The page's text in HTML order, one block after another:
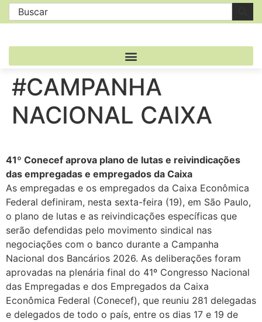
#CAMPANHA
NACIONAL CAIXA
41º Conecef aprova plano de lutas e reivindicações
das empregadas e empregados da Caixa
As empregadas e os empregados da Caixa Econômica
Federal definiram, nesta sexta-feira (19), em São Paulo,
o plano de lutas e as reivindicações específicas que
serão defendidas pelo movimento sindical nas
negociações com o banco durante a Campanha
Nacional dos Bancários 2026. As deliberações foram
aprovadas na plenária final do 41º Congresso Nacional
das Empregadas e dos Empregados da Caixa
Econômica Federal (Conecef), que reuniu 281 delegadas
e delegados de todo o país, entre os dias 17 e 19 de